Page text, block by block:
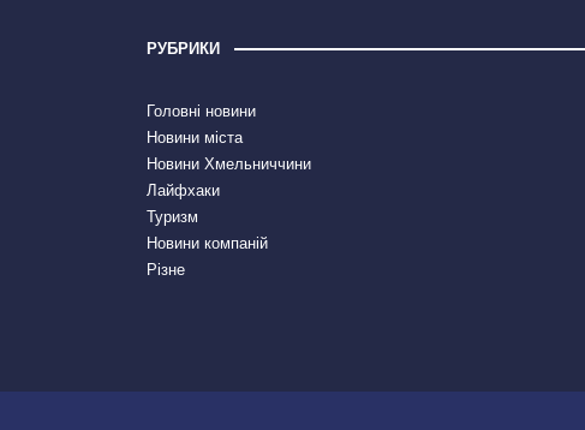
РУБРИКИ
Головні новини
Новини міста
Новини Хмельниччини
Лайфхаки
Туризм
Новини компаній
Різне